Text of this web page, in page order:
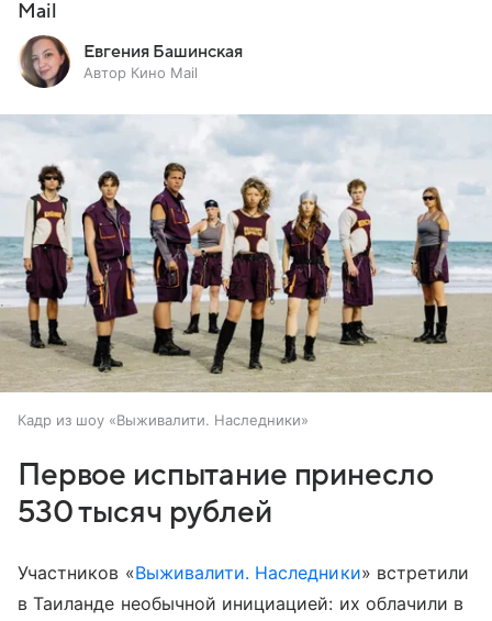
Mail
Евгения Башинская
Автор Кино Mail
Кадр из шоу «Выживалити. Наследники»
Первое испытание принесло
530 тысяч рублей
Участников «Выживалити. Наследники» встретили
в Таиланде необычной инициацией: их облачили в